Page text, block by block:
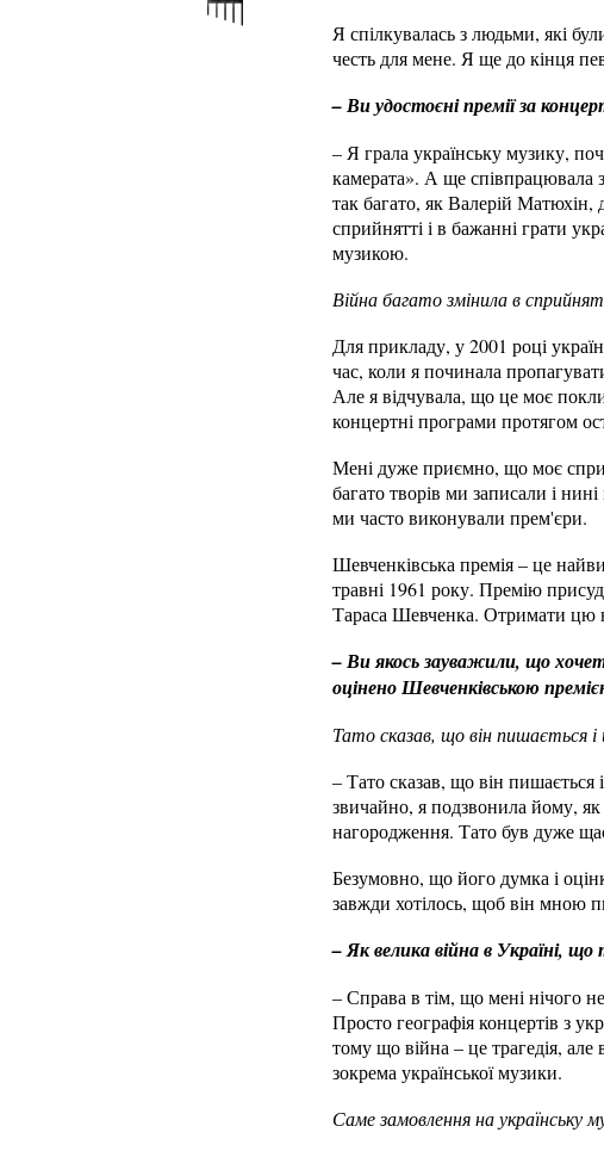
Я спілкувалась з людьми, які
честь для мене. Я ще до кінця
– Ви удостоєні премії за
– Я грала українську музику,
камерата». А ще співпрацювала
так багато, як Валерій Матюхін,
сприйнятті і в бажанні грати
музикою.
Війна багато змінила в
Для прикладу, у 2001 році
час, коли я починала
Але я відчувала, що це моє
концертні програми протягом
Мені дуже приємно, що моє
багато творів ми записали і
ми часто виконували прем'єри.
Шевченківська премія – це
травні 1961 року. Премію
Тараса Шевченка. Отримати цю
– Ви якось зауважили, що
оцінено Шевченківською
Тато сказав, що він пишається
– Тато сказав, що він пишається
звичайно, я подзвонила йому,
нагородження. Тато був дуже
Безумовно, що його думка і
завжди хотілось, щоб він мною
– Як велика війна в Україні,
– Справа в тім, що мені нічого
Просто географія концертів з
тому що війна – це трагедія, але
зокрема української музики.
Саме замовлення на українську